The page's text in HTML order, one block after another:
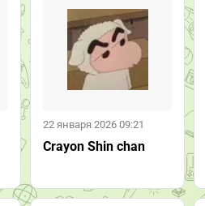
22 января 2026 09:21
Crayon Shin chan